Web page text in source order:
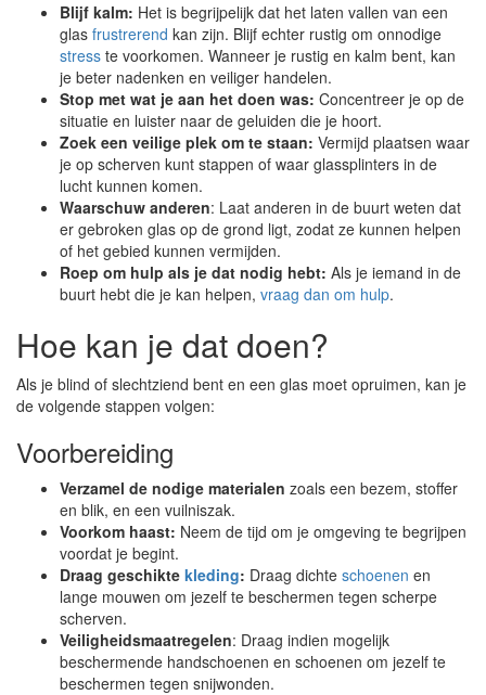
Blijf kalm: Het is begrijpelijk dat het laten vallen van een
glas frustrerend kan zijn. Blijf echter rustig om onnodige
stress te voorkomen. Wanneer je rustig en kalm bent, kan
je beter nadenken en veiliger handelen.
Stop met wat je aan het doen was: Concentreer je op de
situatie en luister naar de geluiden die je hoort.
Zoek een veilige plek om te staan: Vermijd plaatsen waar
je op scherven kunt stappen of waar glassplinters in de
lucht kunnen komen.
Waarschuw anderen: Laat anderen in de buurt weten dat
er gebroken glas op de grond ligt, zodat ze kunnen helpen
of het gebied kunnen vermijden.
Roep om hulp als je dat nodig hebt: Als je iemand in de
buurt hebt die je kan helpen, vraag dan om hulp.
Hoe kan je dat doen?
Als je blind of slechtziend bent en een glas moet opruimen, kan je
de volgende stappen volgen:
Voorbereiding
Verzamel de nodige materialen zoals een bezem, stoffer
en blik, en een vuilniszak.
Voorkom haast: Neem de tijd om je omgeving te begrijpen
voordat je begint.
Draag geschikte kleding: Draag dichte schoenen en
lange mouwen om jezelf te beschermen tegen scherpe
scherven.
Veiligheidsmaatregelen: Draag indien mogelijk
beschermende handschoenen en schoenen om jezelf te
beschermen tegen snijwonden.